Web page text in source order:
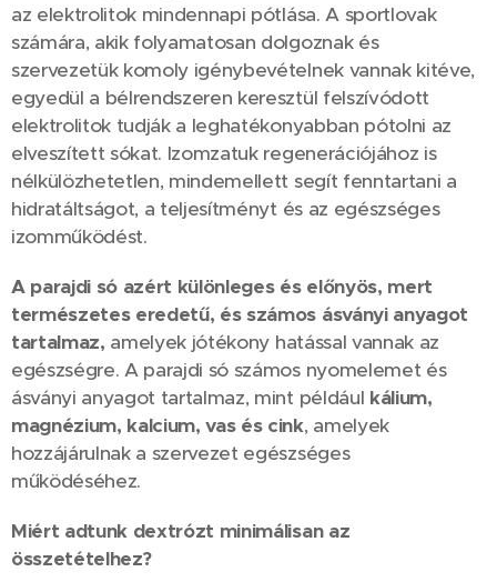
az elektrolitok mindennapi pótlása. A sportlovak
számára, akik folyamatosan dolgoznak és
szervezetük komoly igénybevételnek vannak kitéve,
egyedül a bélrendszeren keresztül felszívódott
elektrolitok tudják a leghatékonyabban pótolni az
elveszített sókat. Izomzatuk regenerációjához is
nélkülözhetetlen, mindemellett segít fenntartani a
hidratáltságot, a teljesítményt és az egészséges
izomműködést.
A parajdi só azért különleges és előnyös, mert
természetes eredetű, és számos ásványi anyagot
tartalmaz, amelyek jótékony hatással vannak az
egészségre. A parajdi só számos nyomelemet és
ásványi anyagot tartalmaz, mint például kálium,
magnézium, kalcium, vas és cink, amelyek
hozzájárulnak a szervezet egészséges
működéséhez.
Miért adtunk dextrózt minimálisan az
összetételhez?